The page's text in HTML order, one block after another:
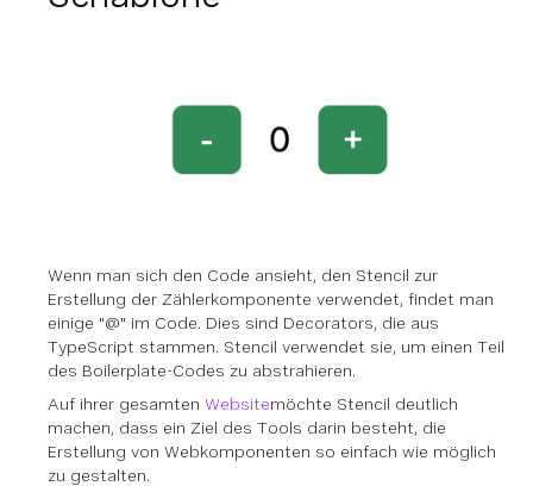
Wenn man sich den Code ansieht, den Stencil zur
Erstellung der Zählerkomponente verwendet, findet man
einige "@" im Code. Dies sind Decorators, die aus
TypeScript stammen. Stencil verwendet sie, um einen Teil
des Boilerplate-Codes zu abstrahieren.
Auf ihrer gesamten Websitemöchte Stencil deutlich
machen, dass ein Ziel des Tools darin besteht, die
Erstellung von Webkomponenten so einfach wie möglich
zu gestalten.